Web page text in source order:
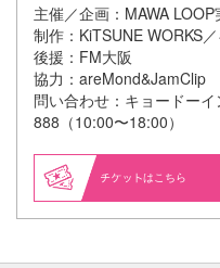
主催／企画：MAWA
制作：KiTSUNE WORKS
後援：FM大阪
協力：areMond&JamClip
問い合わせ：キョードー
888（10:00〜18:00）
はこちら